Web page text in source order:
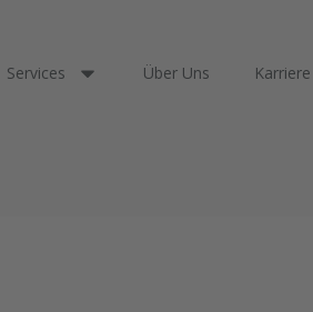
Services Über Uns Karriere